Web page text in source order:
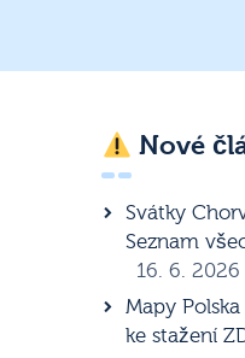
Nové
Svátky
Seznam
16. 6. 2026
Mapy Polska
ke stažení